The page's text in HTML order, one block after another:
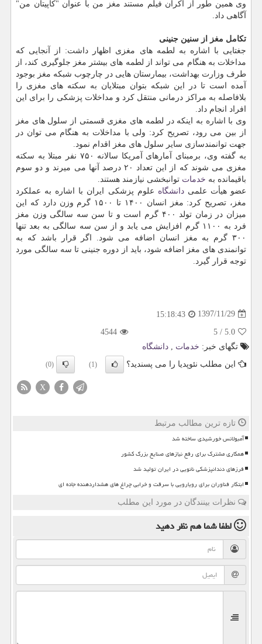
وی همین طور از اكران فیلم مستند مغز من با عنوان "كاپیتان من"
آگاهی داد.
تكامل مغز از سنین جنینی
جغتایی با اشاره به لطمه های مغزی اظهار داشت: از آنجایی كه
مداخلات به هنگام می تواند از لطمه های بیشتر مغز جلوگیری كند، از
طرف وزارت بهداشت، بیمارستان هایی در چارچوب شبكه مغز بوجود
آمده است تا در این شبكه بتوان مبتلایان به سكته های مغزی را
بلافاصله به مراكز درمانی منتقل كرد و مداخلات پزشكی را برای این
افراد انجام داد.
وی با اشاره به اینكه در لطمه های مغزی قسمتی از سلول های مغز
از بین می رود، تصریح كرد: ولی با مداخلات به هنگام می توان در
جهت توانمندسازی سایر سلول های مغز اقدام نمود.
به گفته وی، برمبنای آمارهای آمریكا سالانه ۷۵۰ نفر مبتلا به سكته
مغزی می شوند كه از این تعداد ۲۰ درصد آنها می میرند و دو سوم
باقیمانده به خدمات توانبخشی نیازمند هستند.
عضو هیأت علمیدانشگاه علوم پزشكی ایران با اشاره به عملكرد
مغز، تصریح كرد: مغز انسان ۱۴۰۰ تا ۱۵۰۰ گرم وزن دارد كه این
میزان در زمان تولد ۴۰۰ گرم است و تا سن سه سالگی وزن مغز
فرد به ۱۱۰۰ گرم افزایش می یابد و از سن سه سالگی به بعد تنها
۳۰۰ گرم به مغز انسان اضافه می شود. اگر قرار باشد كه به
توانمندی های مغز اضافه شود، باید از دوره جنینی تا سه سالگی مورد
توجه قرار گیرد.
1397/11/29
15:18:43
5.0
/
5
4544
تگهای خبر: خدمات
دانشگاه
این مطلب نئوپدیا را می پسندید؟
(1)
(0)
X
تازه ترین مطالب مرتبط
آمبولانس خورشیدی ساخته شد
همکاری مشترک برای رفع نیازهای صنایع بزرگ کشور
فرزهای دندانپزشکی نانویی در ایران تولید شد
ابتکار فناوران برای رویارویی با سرقت و خرابی چراغ های هشداردهنده جاده ای
نظرات بینندگان در مورد این مطلب
لطفا شما همنظر دهید